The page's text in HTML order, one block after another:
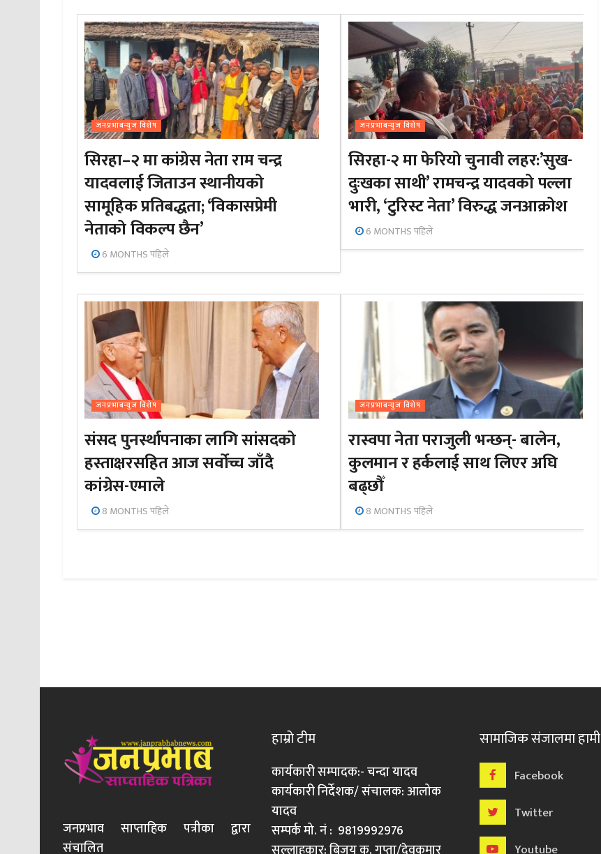
जनप्रभाबन्युज विशेष
सिरहा–२ मा कांग्रेस नेता राम चन्द्र
यादवलाई जिताउन स्थानीयको
सामूहिक प्रतिबद्धता; ‘विकासप्रेमी
नेताको विकल्प छैन’
6 MONTHS पहिले
जनप्रभाबन्युज विशेष
सिरहा-२ मा फेरियो चुनावी लहर:’सुख-
दुःखका साथी’ रामचन्द्र यादवको पल्ला
भारी, ‘टुरिस्ट नेता’ विरुद्ध जनआक्रोश
6 MONTHS पहिले
जनप्रभाबन्युज विशेष
संसद पुनर्स्थापनाका लागि सांसदको
हस्ताक्षरसहित आज सर्वोच्च जाँदै
कांग्रेस-एमाले
8 MONTHS पहिले
जनप्रभाबन्युज विशेष
रास्वपा नेता पराजुली भन्छन्- बालेन,
कुलमान र हर्कलाई साथ लिएर अघि
बढ्छौँ
8 MONTHS पहिले
जनप्रभाव साप्ताहिक पत्रीका द्वारा
संचालित
हाम्रो टीम
कार्यकारी सम्पादक:- चन्दा यादव
कार्यकारी निर्देशक/ संचालक: आलोक
यादव
सम्पर्क मो. नं : 9819992976
सामाजिक संजालमा हामी
Facebook
Twitter
Youtube